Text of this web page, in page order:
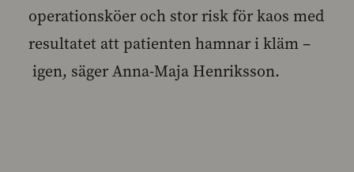
operationsköer och stor risk för kaos med
resultatet att patienten hamnar i kläm –
igen, säger Anna-Maja Henriksson.